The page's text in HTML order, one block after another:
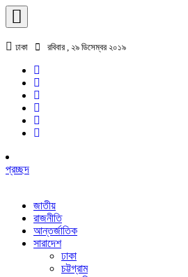
ঢাকা রবিবার , ২৯ ডিসেম্বর ২০১৯
প্রচ্ছদ
জাতীয়
রাজনীতি
আন্তর্জাতিক
সারাদেশ
ঢাকা
চট্টগ্রাম